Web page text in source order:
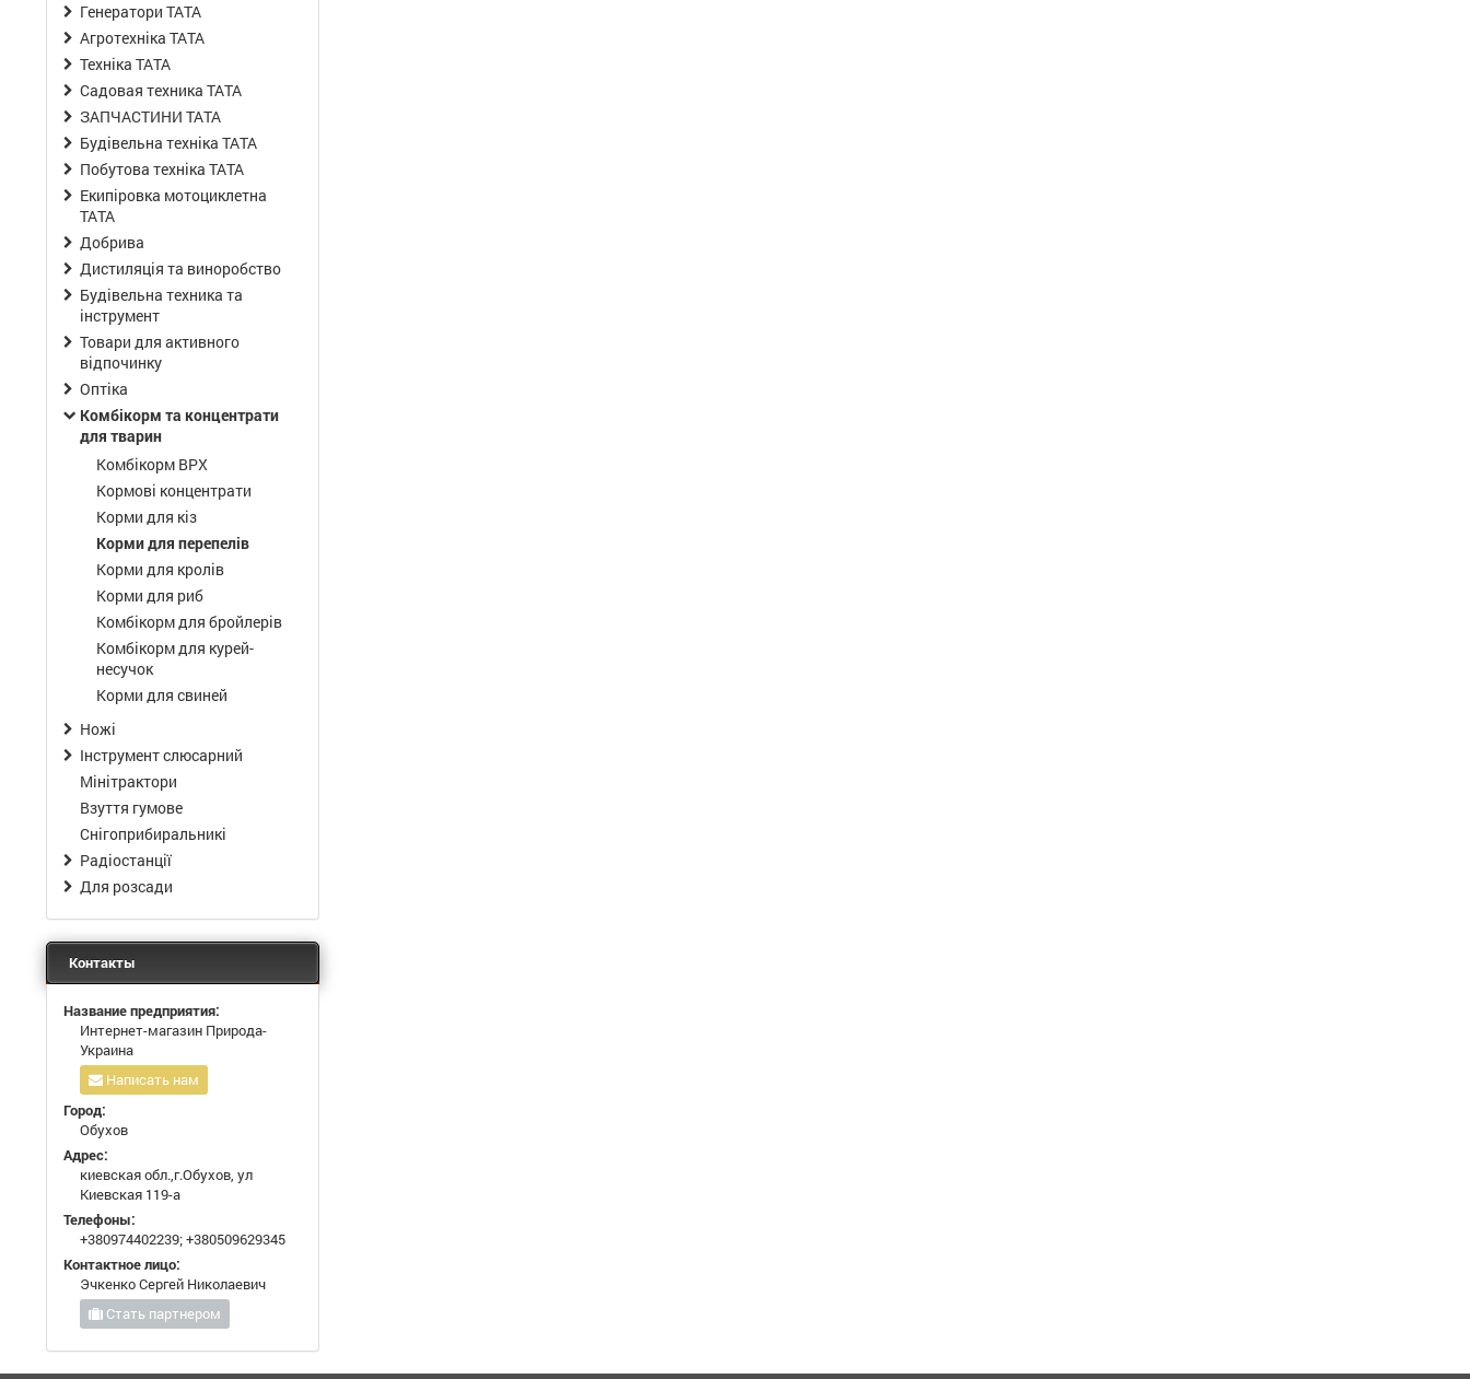
Генератори ТАТА
Агротехніка ТАТА
Техніка ТАТА
Садовая техника ТАТА
ЗАПЧАСТИНИ ТАТА
Будівельна техніка ТАТА
Побутова техніка ТАТА
Екипіровка мотоциклетна
ТАТА
Добрива
Дистиляція та виноробство
Будівельна техника та
інструмент
Товари для активного
відпочинку
Оптіка
Комбікорм та концентрати
для тварин
Комбікорм ВРХ
Кормові концентрати
Корми для кіз
Корми для перепелів
Корми для кролів
Корми для риб
Комбікорм для бройлерів
Комбікорм для курей-
несучок
Корми для свиней
Ножі
Інструмент слюсарний
Мінітрактори
Взуття гумове
Снігоприбиральникі
Радіостанції
Для розсади
Контакты
Название предприятия:
Интернет-магазин Природа-
Украина
Написать нам
Город:
Обухов
Адрес:
киевская обл.,г.Обухов, ул
Киевская 119-а
Телефоны:
+380974402239;+380509629345
Контактное лицо:
Эчкенко Сергей Николаевич
Стать партнером